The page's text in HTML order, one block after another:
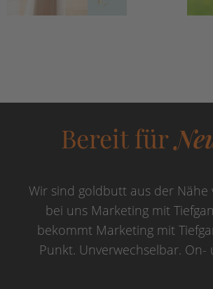
Bereit für
Wir sind goldbutt aus der Nähe
bei uns Marketing mit
bekommt Marketing mit
Punkt. Unverwechselbar. On-